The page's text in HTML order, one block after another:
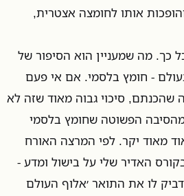
אותו לחומצה אצטרית,
כך. מה שמעניין הוא הסיפור של
- חומץ בלסמי. אם אי פעם
סיכוי גבוה מאוד שזה לא
הפשוטה שחומץ בלסמי
מאוד יקר. לפי המרצה האורח
האדיר שלי על בישול ומדע -
לו את התואר ׳אלוף העולם